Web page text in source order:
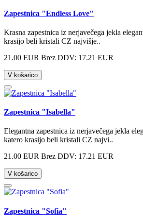
Zapestnica "Endless Love"
Krasna zapestnica iz nerjavečega jekla
krasijo beli kristali CZ najvišje..
21.00 EUR Brez DDV: 17.21 EUR
V košarico
Zapestnica "Isabella"
Elegantna zapestnica iz nerjavečega jekla
katero krasijo beli kristali CZ najvi..
21.00 EUR Brez DDV: 17.21 EUR
V košarico
Zapestnica "Sofia"